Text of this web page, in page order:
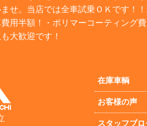
せ。当店では全車試乗ＯＫです！
費用半額！・ポリマーコーティング
大歓迎です！
在庫車輌
お客様の声
スタッフブロ